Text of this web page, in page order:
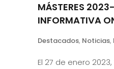
MÁSTERES
INFORMATIVA
Destacados, Noticias,
El 27 de enero